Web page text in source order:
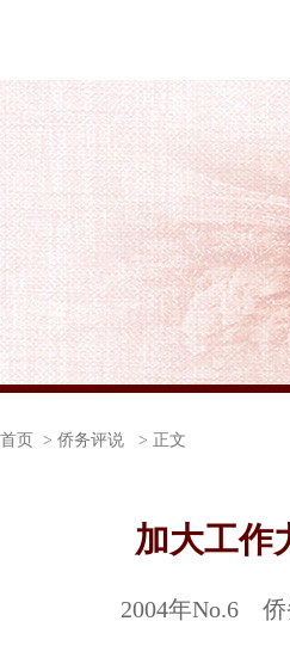
首页 > 侨务评说 > 正文
加大工作
2004年No.6